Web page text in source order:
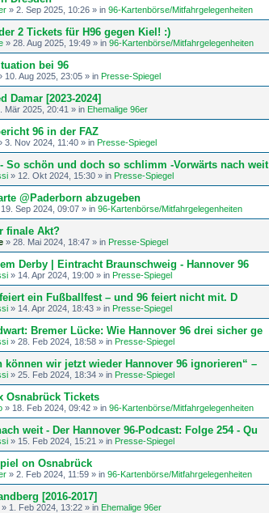
» 2. Sep 2025, 10:26 » in 96-Kartenbörse/Mitfahrgelegenheiten
2 Tickets für H96 gegen Kiel! :)
» 28. Aug 2025, 19:49 » in 96-Kartenbörse/Mitfahrgelegenheiten
bei 96
10. Aug 2025, 23:05 » in Presse-Spiegel
Damar [2023-2024]
Mär 2025, 20:41 » in Ehemalige 96er
96 in der FAZ
3. Nov 2024, 11:40 » in Presse-Spiegel
So schön und doch so schlimm -Vorwärts nach weit
» 12. Okt 2024, 15:30 » in Presse-Spiegel
@Paderborn abzugeben
19. Sep 2024, 09:07 » in 96-Kartenbörse/Mitfahrgelegenheiten
finale Akt?
» 28. Mai 2024, 18:47 » in Presse-Spiegel
Derby | Eintracht Braunschweig - Hannover 96
» 14. Apr 2024, 19:00 » in Presse-Spiegel
ein Fußballfest – und 96 feiert nicht mit. D
» 14. Apr 2024, 18:43 » in Presse-Spiegel
Bremer Lücke: Wie Hannover 96 drei sicher ge
» 28. Feb 2024, 18:58 » in Presse-Spiegel
können wir jetzt wieder Hannover 96 ignorieren“ –
» 25. Feb 2024, 18:34 » in Presse-Spiegel
Osnabrück Tickets
» 18. Feb 2024, 09:42 » in 96-Kartenbörse/Mitfahrgelegenheiten
weit - Der Hannover 96-Podcast: Folge 254 - Qu
» 15. Feb 2024, 15:21 » in Presse-Spiegel
on Osnabrück
» 2. Feb 2024, 11:59 » in 96-Kartenbörse/Mitfahrgelegenheiten
[2016-2017]
» 1. Feb 2024, 13:22 » in Ehemalige 96er